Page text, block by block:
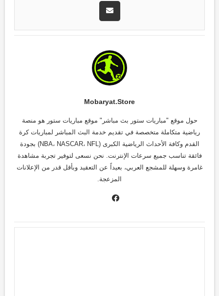
Mobaryat.store
حول موقع "مباريات ستور بث مباشر" موقع مباريات ستور هو منصة
رياضية متكاملة متخصصة في تقديم خدمة البث المباشر لمباريات كرة
القدم وكافة الأحداث الرياضية الكبرى (NBA، NASCAR، NFL) بجودة
فائقة تناسب جميع سرعات الإنترنت. نحن نسعى لتوفير تجربة مشاهدة
غامرة وسهلة للمشجع العربي، بعيداً عن التعقيد وبأقل قدر من الإعلانات
المزعجة.